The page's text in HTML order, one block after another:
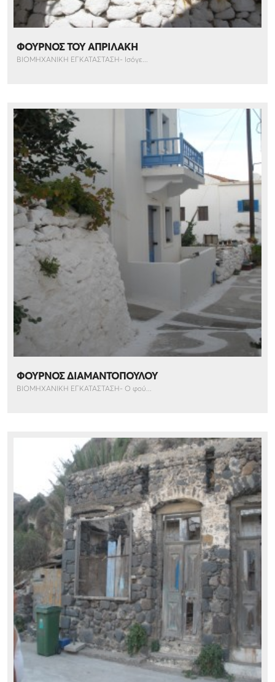
ΦΟΥΡΝΟΣ ΤΟΥ ΑΠΡΙΛΑΚΗ
ΒΙΟΜΗΧΑΝΙΚΗ ΕΓΚΑΤΑΣΤΑΣΗ- Ισόγε...
ΦΟΥΡΝΟΣ ΔΙΑΜΑΝΤΟΠΟΥΛΟΥ
ΒΙΟΜΗΧΑΝΙΚΗ ΕΓΚΑΤΑΣΤΑΣΗ- Ο φού...